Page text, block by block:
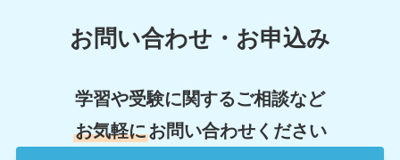
お問い合わせ・お申込み
学習や受験に関するご相談など
お気軽にお問い合わせください